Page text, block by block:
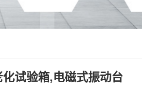
试验箱,电磁式振动台